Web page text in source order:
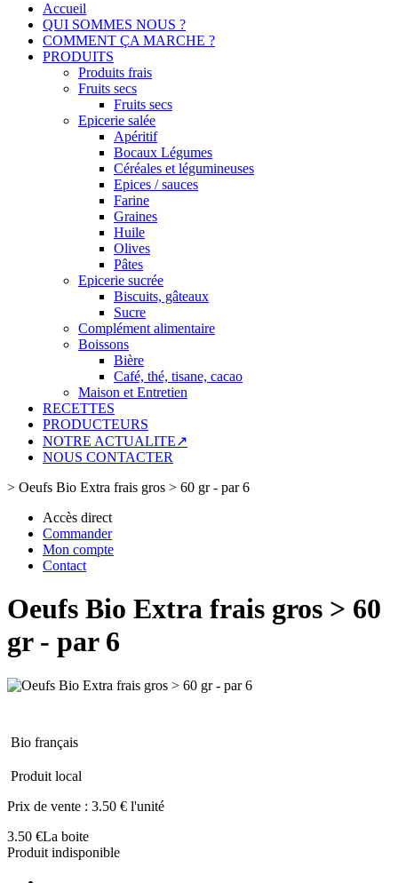
Accueil
QUI SOMMES NOUS ?
COMMENT ÇA MARCHE ?
PRODUITS
Produits frais
Fruits secs
Fruits secs
Epicerie salée
Apéritif
Bocaux Légumes
Céréales et légumineuses
Epices / sauces
Farine
Graines
Huile
Olives
Pâtes
Epicerie sucrée
Biscuits, gâteaux
Sucre
Complément alimentaire
Boissons
Bière
Café, thé, tisane, cacao
Maison et Entretien
RECETTES
PRODUCTEURS
NOTRE ACTUALITE↗
NOUS CONTACTER
> Oeufs Bio Extra frais gros > 60 gr - par 6
Accès direct
Commander
Mon compte
Contact
Oeufs Bio Extra frais gros > 60
gr - par 6
Bio français
Produit local
Prix de vente : 3.50 € l'unité
3.50 €La boite
Produit indisponible